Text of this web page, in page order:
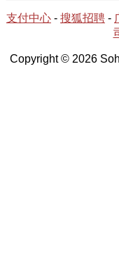
支付中心 - 搜狐招聘 -
Copyright © 2026